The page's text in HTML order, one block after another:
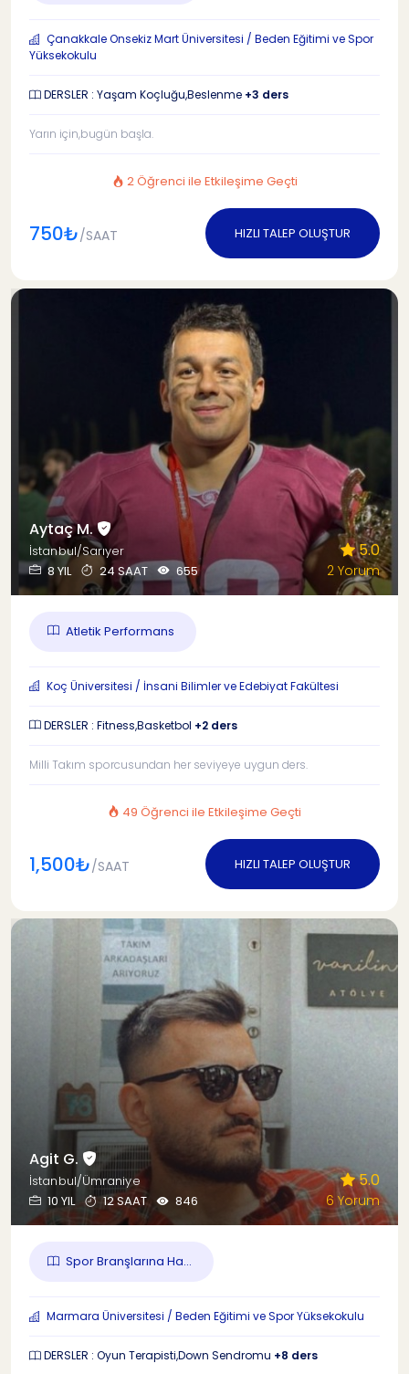
Çanakkale Onsekiz Mart Üniversitesi / Beden Eğitimi ve Spor
Yüksekokulu
DERSLER : Yaşam Koçluğu,Beslenme +3 ders
Yarın için,bugün başla.
2 Öğrenci ile Etkileşime Geçti
750₺/SAAT HIZLI TALEP OLUŞTUR
Aytaç M.
İstanbul/Sarıyer
8 YIL
24 SAAT 655
5.0
2 Yorum
Atletik Performans
Koç Üniversitesi / İnsani Bilimler ve Edebiyat Fakültesi
DERSLER : Fitness,Basketbol +2 ders
Milli Takım sporcusundan her seviyeye uygun ders.
49 Öğrenci ile Etkileşime Geçti
1,500₺/SAAT HIZLI TALEP OLUŞTUR
Agit G.
İstanbul/Ümraniye
10 YIL
12 SAAT 846
5.0
6 Yorum
Spor Branşlarına Ha...
Marmara Üniversitesi / Beden Eğitimi ve Spor Yüksekokulu
DERSLER : Oyun Terapisti,Down Sendromu +8 ders